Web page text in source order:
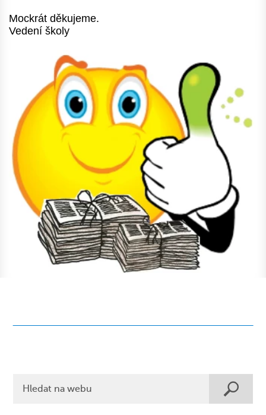
Mockrát děkujeme.
Vedení školy